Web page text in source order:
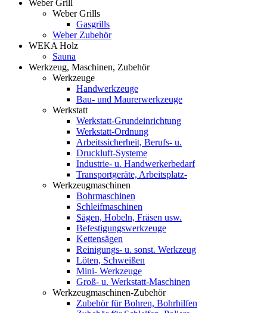
Weber Grill
Weber Grills
Gasgrills
Weber Zubehör
WEKA Holz
Sauna
Werkzeug, Maschinen, Zubehör
Werkzeuge
Handwerkzeuge
Bau- und Maurerwerkzeuge
Werkstatt
Werkstatt-Grundeinrichtung
Werkstatt-Ordnung
Arbeitssicherheit, Berufs- u.
Druckluft-Systeme
Industrie- u. Handwerkerbedarf
Transportgeräte, Arbeitsplatz-
Werkzeugmaschinen
Bohrmaschinen
Schleifmaschinen
Sägen, Hobeln, Fräsen usw.
Befestigungswerkzeuge
Kettensägen
Reinigungs- u. sonst. Werkzeug
Löten, Schweißen
Mini- Werkzeuge
Groß- u. Werkstatt-Maschinen
Werkzeugmaschinen-Zubehör
Zubehör für Bohren, Bohrhilfen